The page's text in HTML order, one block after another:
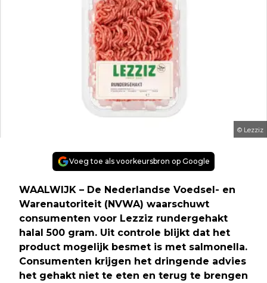
© Lezziz
Voeg toe als voorkeursbron op Google
WAALWIJK – De Nederlandse Voedsel- en
Warenautoriteit (NVWA) waarschuwt
consumenten voor Lezziz rundergehakt
halal 500 gram. Uit controle blijkt dat het
product mogelijk besmet is met salmonella.
Consumenten krijgen het dringende advies
het gehakt niet te eten en terug te brengen